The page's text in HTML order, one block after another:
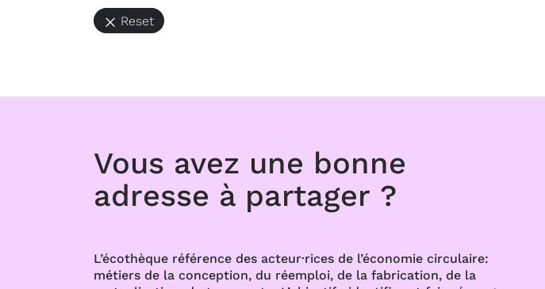
Reset
Vous avez une bonne
adresse à partager ?
L’écothèque référence des acteur·rices de l’économie circulaire:
métiers de la conception, du réemploi, de la fabrication, de la